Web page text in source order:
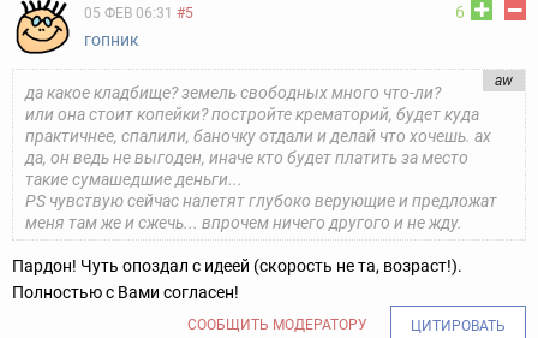
6
05 ФЕВ 06:31 #5
гопник
aw
да какое кладбище? земель свободных много что-ли?
или она стоит копейки? постройте крематорий, будет куда
практичнее, спалили, баночку отдали и делай что хочешь. ах
да, он ведь не выгоден, иначе кто будет платить за место
такие сумашедшие деньги...
PS чувствую сейчас налетят глубоко верующие и предложат
меня там же и сжечь... впрочем ничего другого и не жду.
Пардон! Чуть опоздал с идеей (скорость не та, возраст!).
Полностью с Вами согласен!
СООБЩИТЬ МОДЕРАТОРУ ЦИТИРОВАТЬ